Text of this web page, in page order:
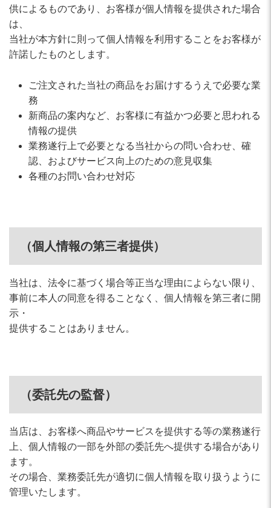
供によるものであり、お客様が個人情報を提供された場合
は、
当社が本方針に則って個人情報を利用することをお客様が
許諾したものとします。
ご注文された当社の商品をお届けするうえで必要な業
務
新商品の案内など、お客様に有益かつ必要と思われる
情報の提供
業務遂行上で必要となる当社からの問い合わせ、確
認、およびサービス向上のための意見収集
各種のお問い合わせ対応
（個人情報の第三者提供）
当社は、法令に基づく場合等正当な理由によらない限り、
事前に本人の同意を得ることなく、個人情報を第三者に開
示・
提供することはありません。
（委託先の監督）
当店は、お客様へ商品やサービスを提供する等の業務遂行
上、個人情報の一部を外部の委託先へ提供する場合があり
ます。
その場合、業務委託先が適切に個人情報を取り扱うように
管理いたします。